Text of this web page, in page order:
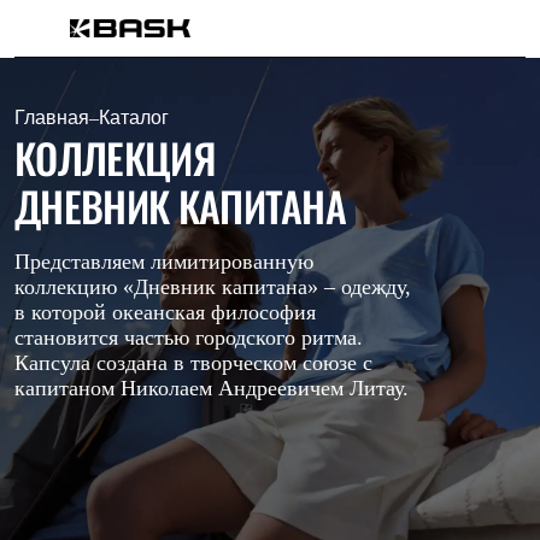
Мужская одежда
Утепленная пухом
Куртки
Брюки
Жилеты
Комбинезоны
Утепленная синтетикой
Куртки
Брюки
Штормовая одежда
Куртки
Брюки
Софтшелл одежда
Куртки
Брюки
Флисовая одежда
Куртки
Брюки
Жилеты
Главная–Каталог
КОЛЛЕКЦИЯ
ДНЕВНИК КАПИТАНА
Представляем лимитированную
коллекцию «Дневник капитана» – одежду,
в которой океанская философия
становится частью городского ритма.
Капсула создана в творческом союзе с
капитаном Николаем Андреевичем Литау.